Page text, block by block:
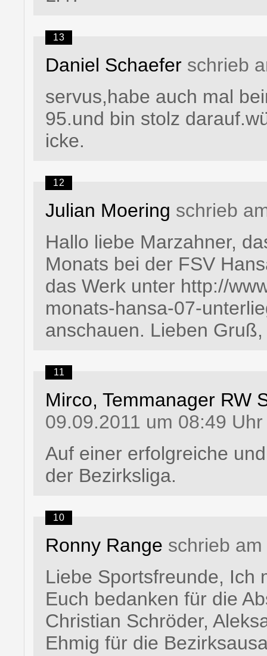
13
Daniel Schaefer schrieb
servus,habe auch mal
95.und bin stolz
icke.
12
Julian Moering schrieb
Hallo liebe Marzahner,
Monats bei der FSV
das Werk unter http://
monats-hansa-07-
anschauen. Lieben
11
Mirco, Temmanager RW
09.09.2011 um 08:49 Uhr
Auf einer erfolgreiche
der Bezirksliga.
10
Ronny Range schrieb
Liebe Sportsfreunde, Ich
Euch bedanken für die
Christian Schröder,
Ehmig für die